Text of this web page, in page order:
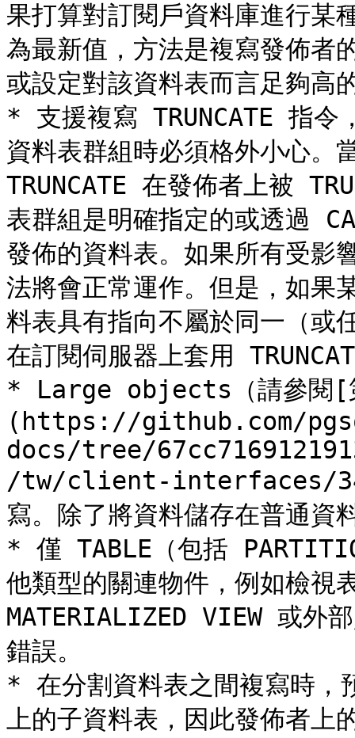
果打算對訂閱戶資料庫進行某
為最新值，方法是複寫發佈
或設定對該資料表而言足夠高
* 支援複寫 TRUNCATE 指令
資料表群組時必須格外小心。
TRUNCATE 在發佈者上被
表群組是明確指定的或透過
發佈的資料表。如果所有受影
法將會正常運作。但是，如果
料表具有指向不屬於同一（或
在訂閱伺服器上套用
* Large objects（請參閱
(https://github.com/
docs/tree/
/tw/client-interfaces/
寫。除了將資料儲存在普通資
* 僅 TABLE（包括
他類型的關連物件，例如檢視
MATERIALIZED VIEW 或外
錯誤。
* 在分割資料表之間複寫時，
上的子資料表，因此發佈者